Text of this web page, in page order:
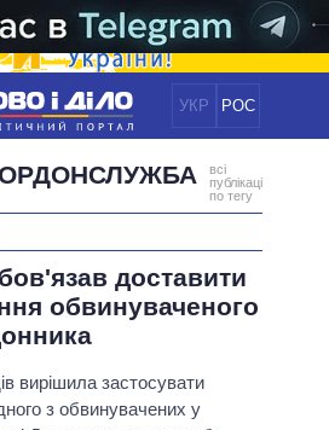
УКР РОС
НОВИНИ
СУСПІЛЬСТВО
СВІТ
ПОЛIТИКИ
ВІДЕО
всі
публікації
по тегу
доставити
обвинуваченого
вирішила застосувати
з обвинувачених у